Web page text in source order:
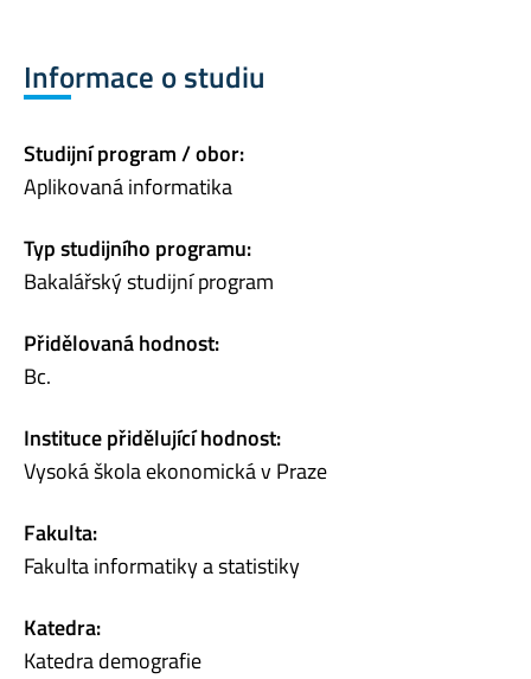
Informace o studiu
Studijní program / obor:
Aplikovaná informatika
Typ studijního programu:
Bakalářský studijní program
Přidělovaná hodnost:
Bc.
Instituce přidělující hodnost:
Vysoká škola ekonomická v Praze
Fakulta:
Fakulta informatiky a statistiky
Katedra:
Katedra demografie